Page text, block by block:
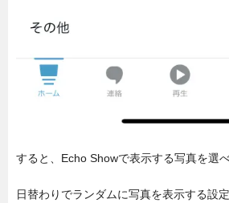
すると、Echo Showで表示する写真を選
日替わりでランダムに写真を表示する設